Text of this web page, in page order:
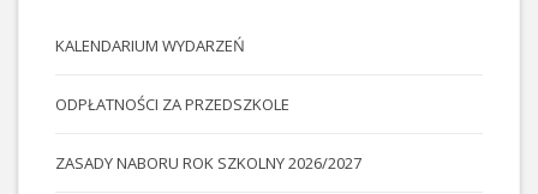
KALENDARIUM WYDARZEŃ
ODPŁATNOŚCI ZA PRZEDSZKOLE
ZASADY NABORU ROK SZKOLNY 2026/2027